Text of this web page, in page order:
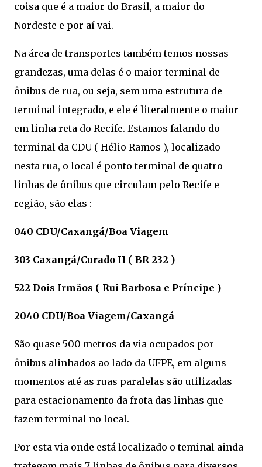
coisa que é a maior do Brasil, a maior do
Nordeste e por aí vai.
Na área de transportes também temos nossas
grandezas, uma delas é o maior terminal de
ônibus de rua, ou seja, sem uma estrutura de
terminal integrado, e ele é literalmente o maior
em linha reta do Recife. Estamos falando do
terminal da CDU ( Hélio Ramos ), localizado
nesta rua, o local é ponto terminal de quatro
linhas de ônibus que circulam pelo Recife e
região, são elas :
040 CDU/Caxangá/Boa Viagem
303 Caxangá/Curado II ( BR 232 )
522 Dois Irmãos ( Rui Barbosa e Príncipe )
2040 CDU/Boa Viagem/Caxangá
São quase 500 metros da via ocupados por
ônibus alinhados ao lado da UFPE, em alguns
momentos até as ruas paralelas são utilizadas
para estacionamento da frota das linhas que
fazem terminal no local.
Por esta via onde está localizado o teminal ainda